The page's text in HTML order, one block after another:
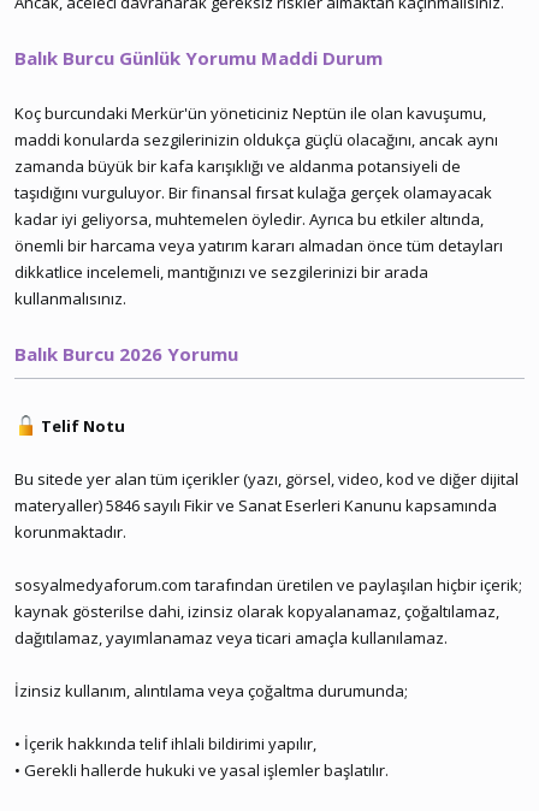
Balık Burcu Günlük Yorumu Maddi Durum
Koç burcundaki Merkür'ün yöneticiniz Neptün ile olan kavuşumu,
maddi konularda sezgilerinizin oldukça güçlü olacağını, ancak aynı
zamanda büyük bir kafa karışıklığı ve aldanma potansiyeli de
taşıdığını vurguluyor. Bir finansal fırsat kulağa gerçek olamayacak
kadar iyi geliyorsa, muhtemelen öyledir. Ayrıca bu etkiler altında,
önemli bir harcama veya yatırım kararı almadan önce tüm detayları
dikkatlice incelemeli, mantığınızı ve sezgilerinizi bir arada
kullanmalısınız.
Balık Burcu 2026 Yorumu
Telif Notu
Bu sitede yer alan tüm içerikler (yazı, görsel, video, kod ve diğer dijital
materyaller) 5846 sayılı Fikir ve Sanat Eserleri Kanunu kapsamında
korunmaktadır.
sosyalmedyaforum.com tarafından üretilen ve paylaşılan hiçbir içerik;
kaynak gösterilse dahi, izinsiz olarak kopyalanamaz, çoğaltılamaz,
dağıtılamaz, yayımlanamaz veya ticari amaçla kullanılamaz.
İzinsiz kullanım, alıntılama veya çoğaltma durumunda;
• İçerik hakkında telif ihlali bildirimi yapılır,
• Gerekli hallerde hukuki ve yasal işlemler başlatılır.